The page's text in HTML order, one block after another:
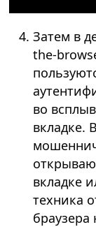
Затем в
the-
во
вкладке.
вкладке
техника
браузера